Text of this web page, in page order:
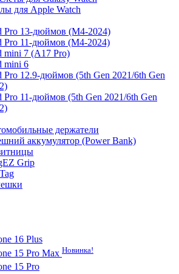
для Apple Watch
Pro 13-дюймов (M4-2024)
Pro 11-дюймов (M4-2024)
mini 7 (A17 Pro)
mini 6
Pro 12.9-дюймов (5th Gen 2021/6th Gen
Pro 11-дюймов (5th Gen 2021/6th Gen
держатели
аккумулятор (Power Bank)
Grip
16 Plus
15 Pro Max Новинка!
15 Pro